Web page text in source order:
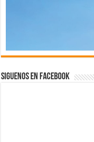
Siguenos en Facebook